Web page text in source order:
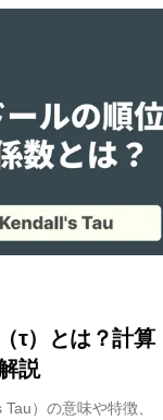
τ）とは？計算
説
）の意味や特徴、